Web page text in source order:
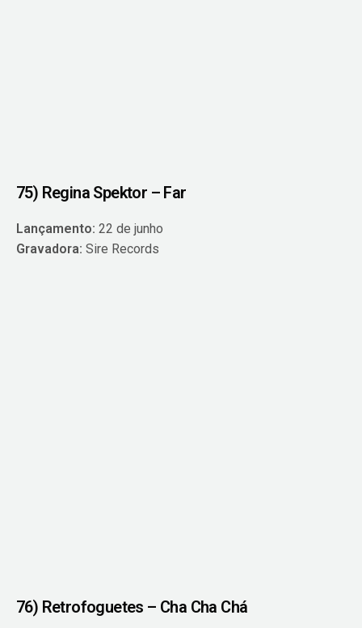
75) Regina Spektor – Far
Lançamento: 22 de junho
Gravadora: Sire Records
76) Retrofoguetes – Cha Cha Chá